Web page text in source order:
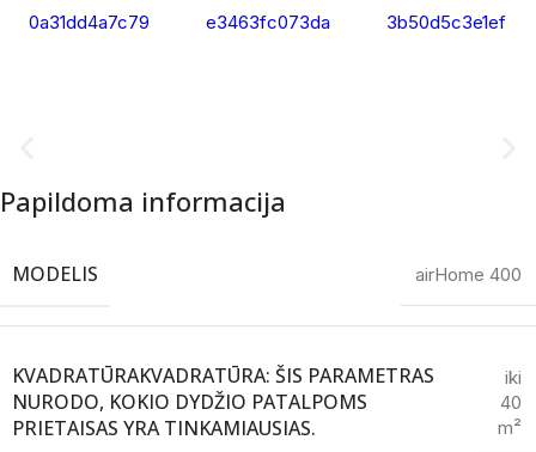
Papildoma informacija
MODELIS airHome 400
KVADRATŪRAKVADRATŪRA: ŠIS PARAMETRAS
NURODO, KOKIO DYDŽIO PATALPOMS
PRIETAISAS YRA TINKAMIAUSIAS.
iki
40
m²